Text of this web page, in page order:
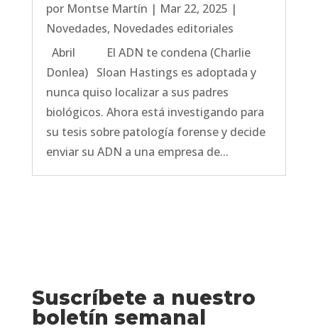
por Montse Martín | Mar 22, 2025 |
Novedades, Novedades editoriales
Abril El ADN te condena (Charlie
Donlea) Sloan Hastings es adoptada y
nunca quiso localizar a sus padres
biológicos. Ahora está investigando para
su tesis sobre patología forense y decide
enviar su ADN a una empresa de...
Suscríbete a nuestro
boletín semanal